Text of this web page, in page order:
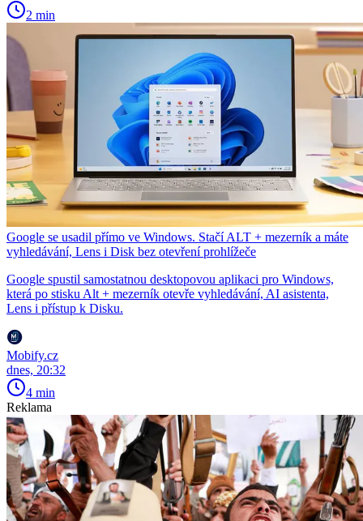
2 min
Google se usadil přímo ve Windows. Stačí ALT + mezerník a máte
vyhledávání, Lens i Disk bez otevření prohlížeče
Google spustil samostatnou desktopovou aplikaci pro Windows,
která po stisku Alt + mezerník otevře vyhledávání, AI asistenta,
Lens i přístup k Disku.
Mobify.cz
dnes, 20:32
4 min
Reklama